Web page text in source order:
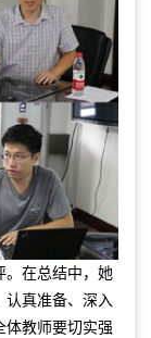
。在总结中，她
认真准备、深入
体教师要切实强